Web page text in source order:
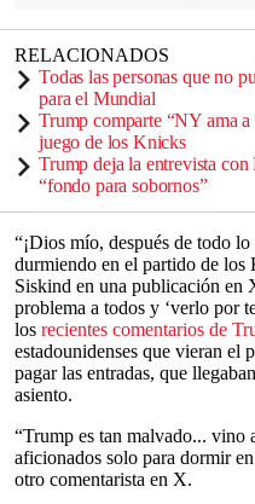
RELACIONADOS
Todas las personas que no
para el Mundial
Trump comparte “NY ama a
juego de los Knicks
Trump deja la entrevista
“fondo para sobornos”
“¡Dios mío, después de todo
durmiendo en el partido de
Siskind en una publicación en
problema a todos y ‘verlo por
los recientes comentarios de
estadounidenses que vieran el
pagar las entradas, que
asiento.
“Trump es tan malvado... vino
aficionados solo para dormir
otro comentarista en X.